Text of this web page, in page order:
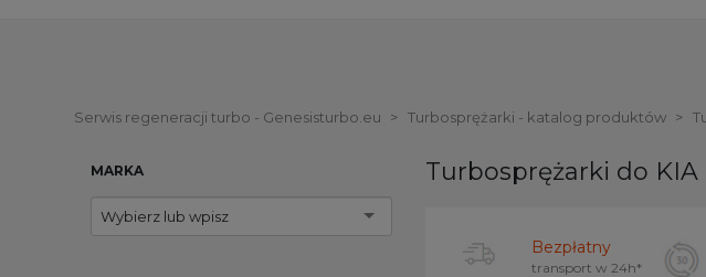
Serwis regeneracji turbo - Genesisturbo.eu Turbosprężarki - katalog produktów
MARKA
Wybierz lub wpisz
Turbosprężarki do
Bezpłatny
transport w 24h*